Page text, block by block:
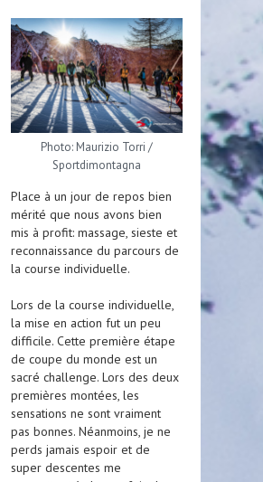
Photo: Maurizio Torri /
Sportdimontagna
Place à un jour de repos bien
mérité que nous avons bien
mis à profit: massage, sieste et
reconnaissance du parcours de
la course individuelle.
Lors de la course individuelle,
la mise en action fut un peu
difficile. Cette première étape
de coupe du monde est un
sacré challenge. Lors des deux
premières montées, les
sensations ne sont vraiment
pas bonnes. Néanmoins, je ne
perds jamais espoir et de
super descentes me